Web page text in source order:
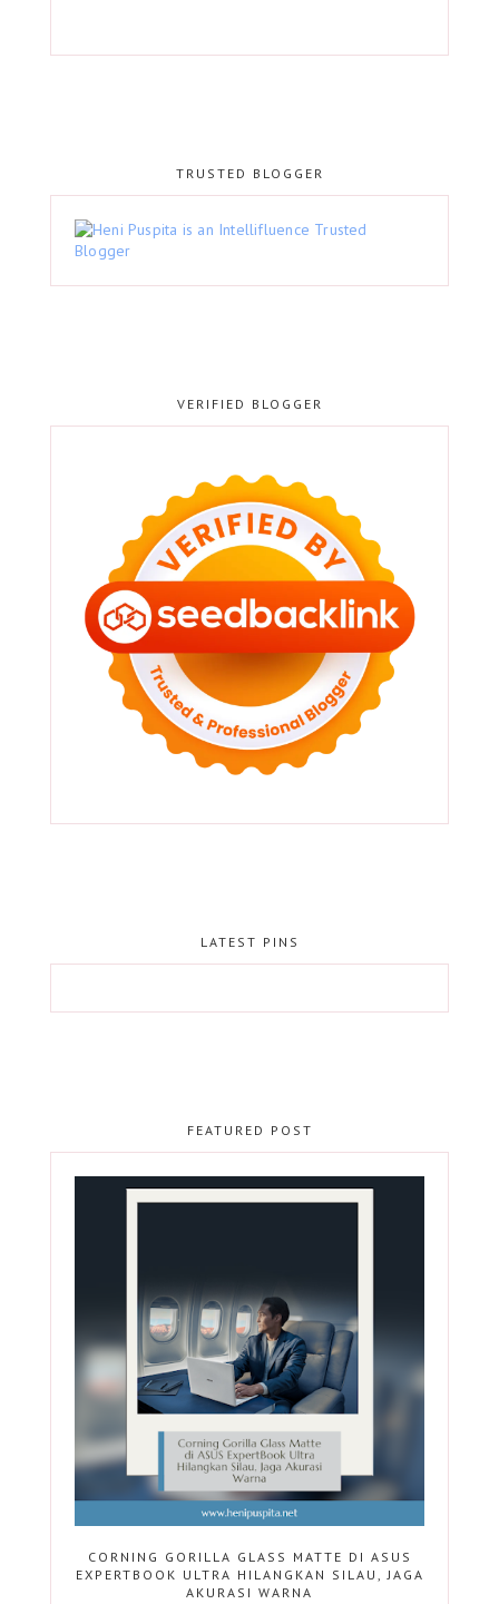
TRUSTED BLOGGER
VERIFIED BLOGGER
LATEST PINS
FEATURED POST
CORNING GORILLA GLASS MATTE DI ASUS
EXPERTBOOK ULTRA HILANGKAN SILAU, JAGA
AKURASI WARNA